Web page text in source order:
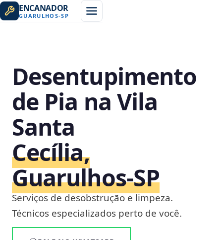
ENCANADOR
GUARULHOS-SP
Desentupimento
de Pia na Vila
Santa
Cecília,
Guarulhos‑SP
Serviços de desobstrução e limpeza.
Técnicos especializados perto de você.